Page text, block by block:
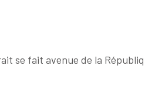
se fait avenue de la